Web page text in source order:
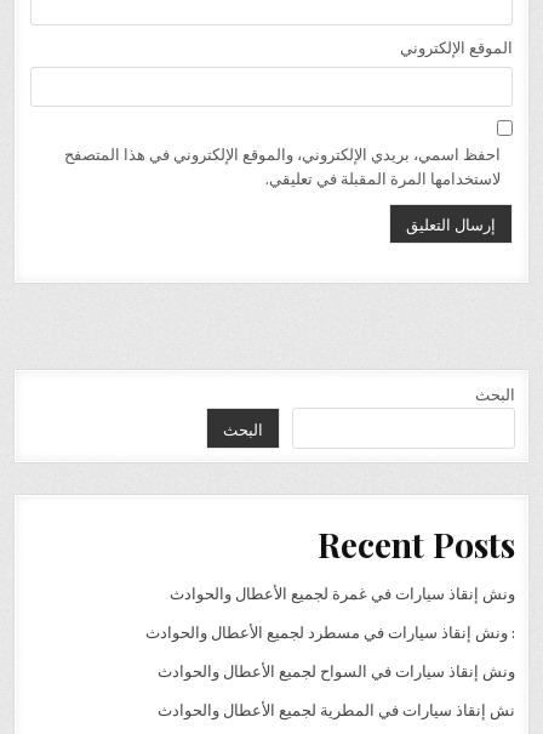
الموقع الإلكتروني
احفظ اسمي، بريدي الإلكتروني، والموقع الإلكتروني في هذا المتصفح
لاستخدامها المرة المقبلة في تعليقي.
البحث
البحث
Recent Posts
ونش إنقاذ سيارات في غمرة لجميع الأعطال والحوادث
: ونش إنقاذ سيارات في مسطرد لجميع الأعطال والحوادث
ونش إنقاذ سيارات في السواح لجميع الأعطال والحوادث
نش إنقاذ سيارات في المطرية لجميع الأعطال والحوادث